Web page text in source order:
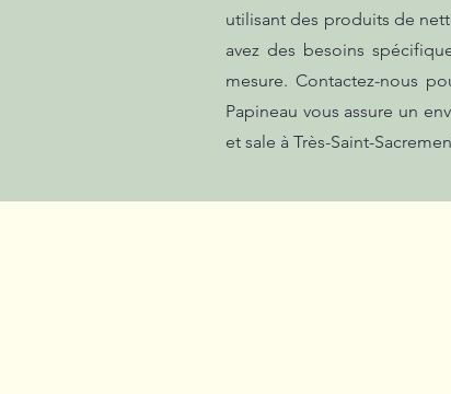
utilisant des produits de
avez des besoins
mesure. Contactez-nous
Papineau vous assure un
et sale à Très-Saint-